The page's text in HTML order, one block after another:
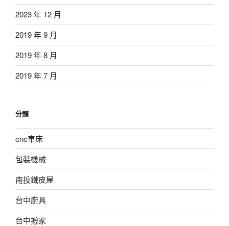
2023 年 12 月
2019 年 9 月
2019 年 8 月
2019 年 7 月
分類
cnc車床
包裝機械
南投鐵皮屋
台中廚具
台中搬家